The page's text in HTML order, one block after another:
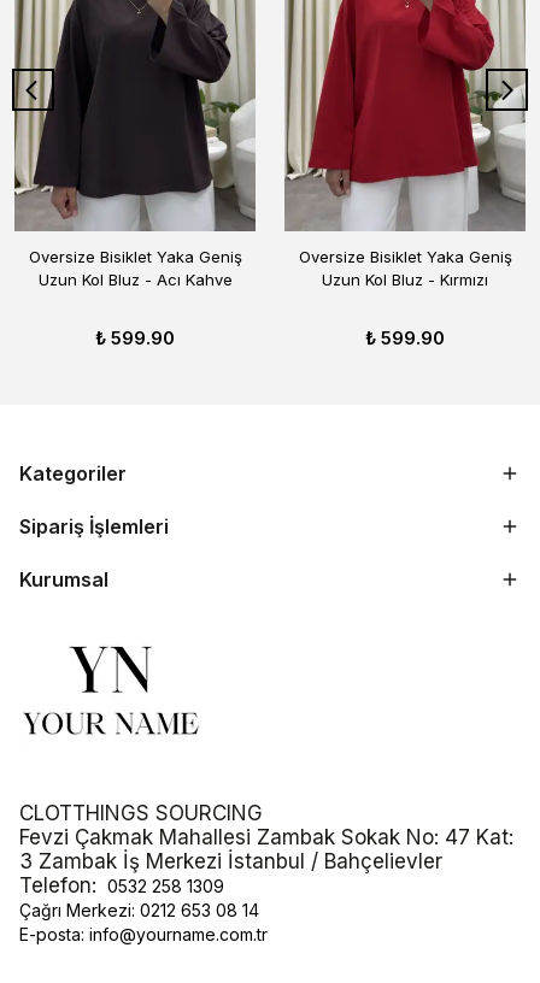
Oversize Bisiklet Yaka Geniş
Uzun Kol Bluz - Acı Kahve
₺ 599.90
Oversize Bisiklet Yaka Geniş
Uzun Kol Bluz - Kırmızı
₺ 599.90
Kategoriler
Sipariş İşlemleri
Kurumsal
CLOTTHINGS SOURCING
Fevzi Çakmak Mahallesi Zambak Sokak No: 47 Kat:
3 Zambak İş Merkezi İstanbul / Bahçelievler
Telefon: 0532 258 1309
Çağrı Merkezi: 0212 653 08 14
E-posta: info@yourname.com.tr